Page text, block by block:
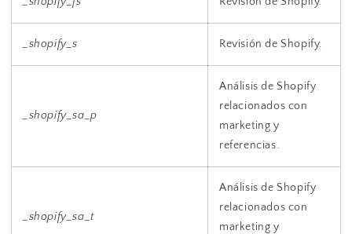
_shopify_s Revisión de Shopify.
_shopify_sa_p
Análisis de Shopify
relacionados con
marketing y
referencias.
_shopify_sa_t
Análisis de Shopify
relacionados con
marketing y